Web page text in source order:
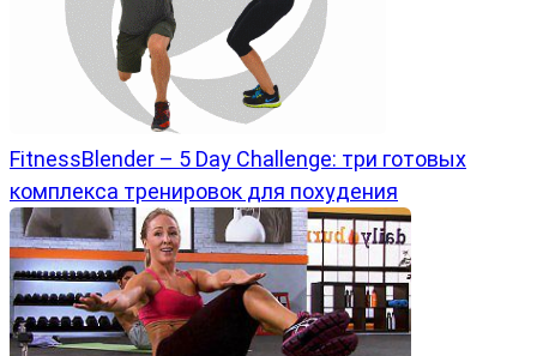
FitnessBlender – 5 Day Challenge: три готовых
комплекса тренировок для похудения